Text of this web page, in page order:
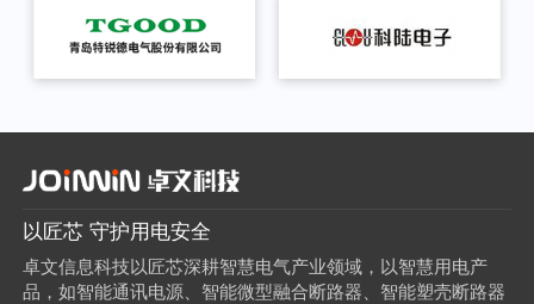
以匠芯 守护用电安全
卓文信息科技以匠芯深耕智慧电气产业领域，以智慧用电产
品，如智能通讯电源、智能微型融合断路器、智能塑壳断路器